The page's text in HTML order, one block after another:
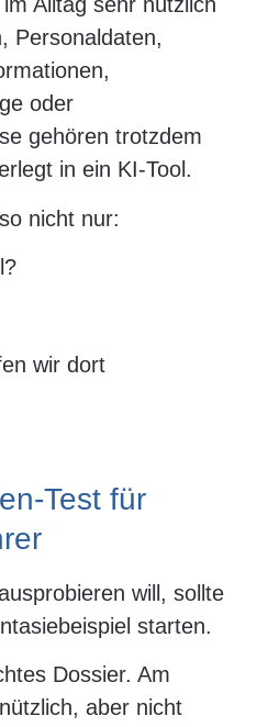
Alltag sehr nützlich
Personaldaten,
oder
gehören trotzdem
in ein KI-Tool.
nicht nur:
wir dort
Test für
will, sollte
starten.
Dossier. Am
aber nicht